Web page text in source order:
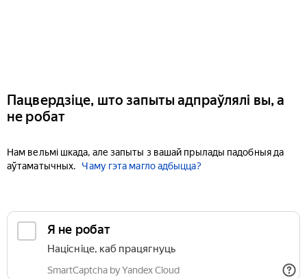
Пацвердзіце, што запыты адпраўлялі вы, а
не робат
Нам вельмі шкада, але запыты з вашай прылады падобныя да
аўтаматычных.
Чаму гэта магло адбыцца?
Я не робат
Націсніце, каб працягнуць
SmartCaptcha by Yandex Cloud